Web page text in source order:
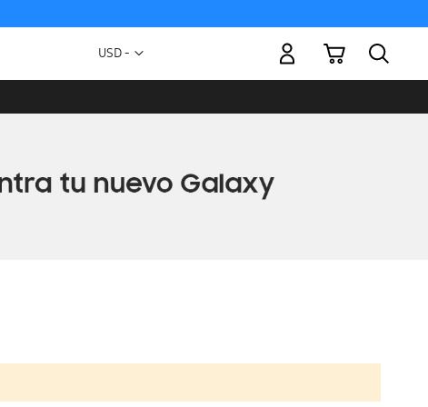
Moneda
USD -
Mi carrito